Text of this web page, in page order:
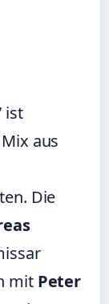
ist
aus
Die
mit Peter